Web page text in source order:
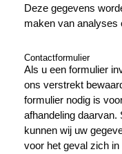
Deze gegevens
maken van analyses
Contactformulier
Als u een formulier
ons verstrekt
formulier nodig is
afhandeling
kunnen wij uw
voor het geval zich